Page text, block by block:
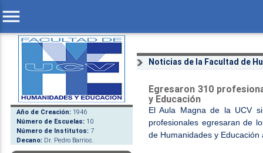
menu
Año de Creación: 1946
Número de Escuelas: 10
Número de Institutos: 7
Decano: Dr. Pedro Barrios.
Noticias de la Facultad de
Egresaron 310
y Educación
El Aula Magna de la UCV
profesionales egresaran de
de Humanidades y